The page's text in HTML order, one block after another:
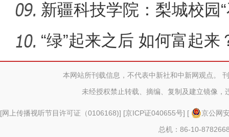
【与你为邻】俄罗斯博士后
同体意
新疆科技学院：梨城校园
绘“同心
“绿”起来之后 如何富起来
本网站所刊载信息，不代表中新社和中新网观点。
未经授权禁止转载、摘编、复制及建立镜像，
[网上传播视听节目许可证（0106168)] [京ICP证040655号] [
京公网
总机：86-10-